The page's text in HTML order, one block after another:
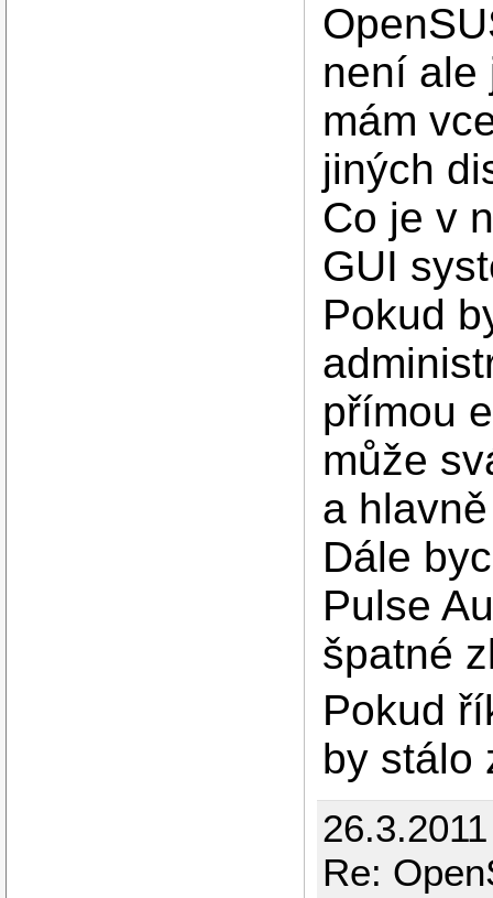
není ale
mám
jiných
Co je v
GUI
Pokud
přímou
může
a
Dále
Pulse
špatné
Pokud
by stálo
Re: